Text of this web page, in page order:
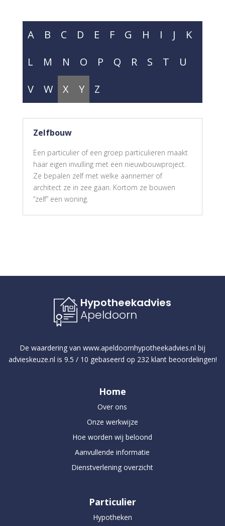
A B C D E F G H I J
K
L
M N O P Q R S T
U
V
W X Y Z
Zelfbouw
Een particulier of een groep particulieren maakt
haar eigen invulling met een nieuwbouwproject.
Ze bepalen zelf met welke aannemer of
architect ze in zee gaan. Kortom ze bouwen
“zelf” een woning.
Hypotheekadvies
Apeldoorn
De waardering van www.apeldoornhypotheekadvies.nl bij
advieskeuze.nl is 9.5 / 10 gebaseerd op 232klant beoordelingen!
Home
Over ons
Onze werkwijze
Hoe worden wij beloond
Aanvullende informatie
Dienstverlening overzicht
Particulier
Hypotheken